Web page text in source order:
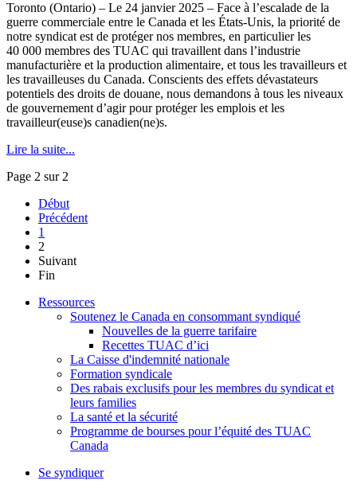
Toronto (Ontario) – Le 24 janvier 2025 – Face à l’escalade de la
guerre commerciale entre le Canada et les États-Unis, la priorité de
notre syndicat est de protéger nos membres, en particulier les
40 000 membres des TUAC qui travaillent dans l’industrie
manufacturière et la production alimentaire, et tous les travailleurs et
les travailleuses du Canada. Conscients des effets dévastateurs
potentiels des droits de douane, nous demandons à tous les niveaux
de gouvernement d’agir pour protéger les emplois et les
travailleur(euse)s canadien(ne)s.
Lire la suite...
Page 2 sur 2
Début
Précédent
1
2
Suivant
Fin
Ressources
Soutenez le Canada en consommant syndiqué
Nouvelles de la guerre tarifaire
Recettes TUAC d’ici
La Caisse d'indemnité nationale
Formation syndicale
Des rabais exclusifs pour les membres du syndicat et
leurs families
La santé et la sécurité
Programme de bourses pour l’équité des TUAC
Canada
Se syndiquer